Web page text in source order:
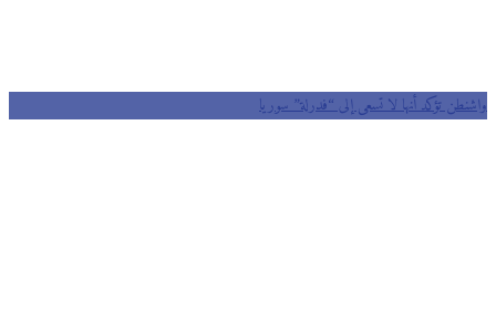
واشنطن تؤكد أنها لا تسعى إلى “فدرلة” سوريا